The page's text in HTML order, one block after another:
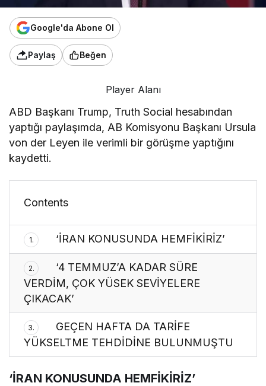
Google'da Abone Ol
Paylaş Beğen
Player Alanı
ABD Başkanı Trump, Truth Social hesabından
yaptığı paylaşımda, AB Komisyonu Başkanı Ursula
von der Leyen ile verimli bir görüşme yaptığını
kaydetti.
Contents
1. ‘İRAN KONUSUNDA HEMFİKİRİZ’
2.
‘4 TEMMUZ’A KADAR SÜRE
VERDİM, ÇOK YÜSEK SEVİYELERE
ÇIKACAK’
3.
GEÇEN HAFTA DA TARİFE
YÜKSELTME TEHDİDİNE BULUNMUŞTU
‘İRAN KONUSUNDA HEMFİKİRİZ’